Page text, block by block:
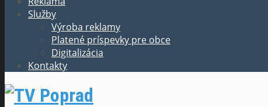
Služby
Výroba reklamy
Platené príspevky pre obce
Digitalizácia
Kontakty